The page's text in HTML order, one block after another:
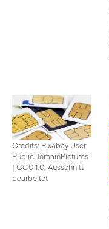
Credits: Pixabay User
PublicDomainPictures
| CC0 1.0, Ausschnitt
bearbeitet